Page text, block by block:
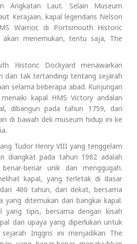
Angkatan Laut. Selain Museum
Kerajaan, kapal legendaris Nelson
Warrior, di Portsmouth Historic
akan menemukan, tentu saja, The
Historic Dockyard menawarkan
dan tak tertandingi tentang sejarah
selama beberapa abad. Kunjungan
kapal HMS Victory andalan
dibangun pada tahun 1759, dan
di bawah dek museum hidup ini ke
Tudor Henry VIII yang tenggelam
diangkat pada tahun 1982 adalah
benar unik dan menggugah.
kapal, yang terletak di dasar
400 tahun, dari dekat, bersama
yang ditemukan dari bangkai kapal.
yang tipis, bersama dengan kisah
dan upaya yang diperlukan untuk
Inggris ini menjadikan The